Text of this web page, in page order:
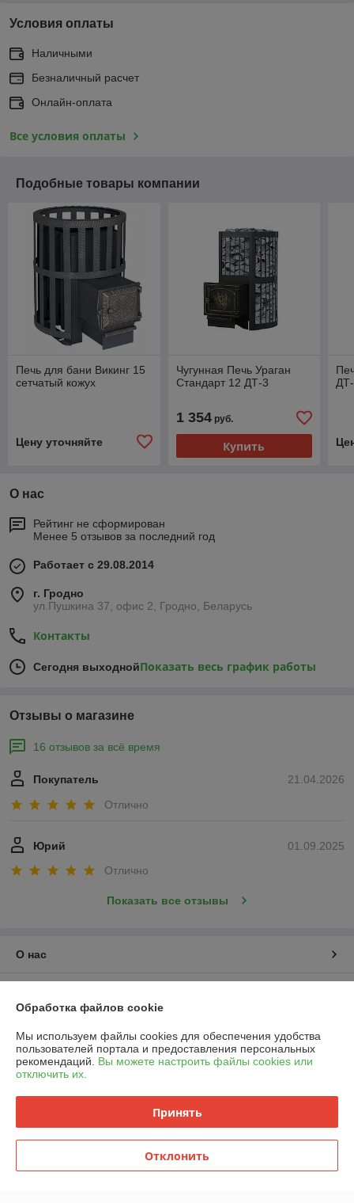
Условия оплаты
Наличными
Безналичный расчет
Онлайн-оплата
Все условия оплаты
Подобные товары компании
Печь для бани Викинг 15
сетчатый кожух
Цену уточняйте
Чугунная Печь Ураган
Стандарт 12 ДТ-3
1 354руб.
Купить
О нас
Рейтинг не сформирован
Менее 5 отзывов за последний год
Работает с 29.08.2014
г. Гродно
ул.Пушкина 37, офис 2, Гродно, Беларусь
Контакты
Сегодня выходнойПоказать весь график работы
Отзывы о магазине
16 отзывов за всё время
21.04.2026
Покупатель
Отлично
01.09.2025
Юрий
Отлично
Показать все отзывы
О нас
График работы
Политика обработки cookies
Обработка файлов cookie
Мы используем файлы cookies для обеспечения удобства
пользователей портала и предоставления персональных
рекомендаций. Вы можете настроить файлы cookies или
отключить их.
Принять
Отклонить